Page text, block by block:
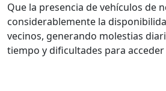
Que la presencia de vehículos de
considerablemente la
vecinos, generando molestias
tiempo y dificultades para acceder